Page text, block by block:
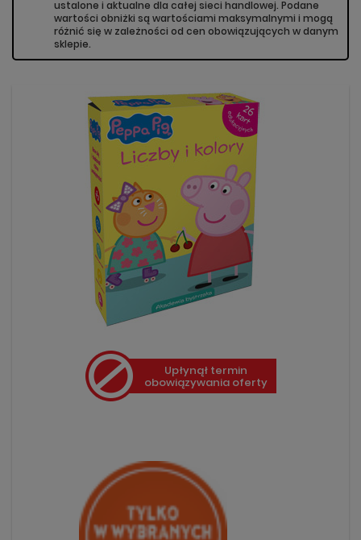
ustalone i aktualne dla całej sieci handlowej. Podane
wartości obniżki są wartościami maksymalnymi i mogą
różnić się w zależności od cen obowiązujących w danym
sklepie.
Upłynął termin
obowiązywania oferty